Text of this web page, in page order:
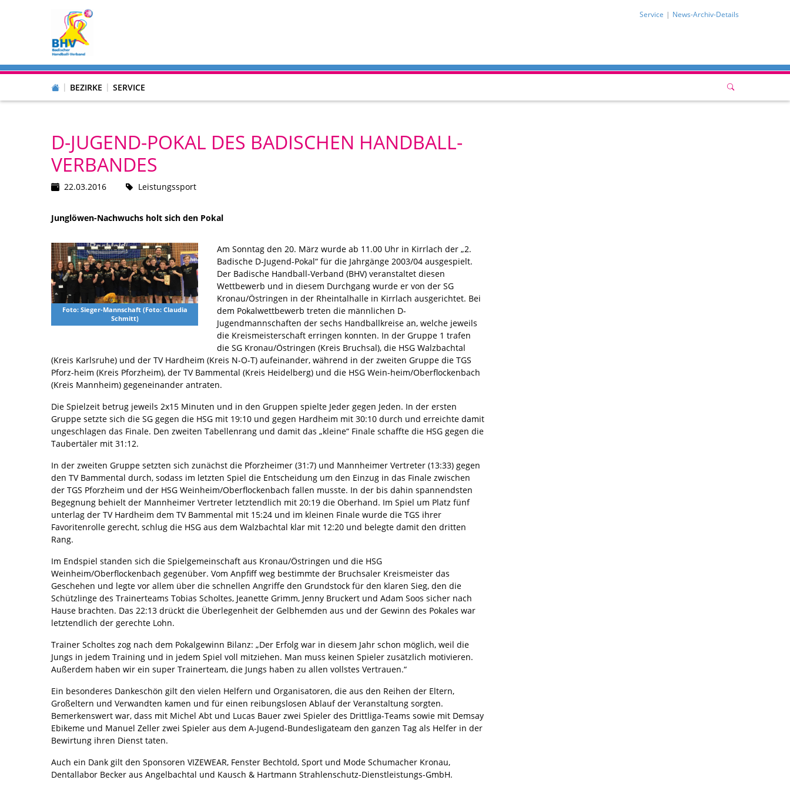
Service News-Archiv-Details
BEZIRKE SERVICE
D-JUGEND-POKAL DES BADISCHEN HANDBALL-
VERBANDES
22.03.2016 Leistungssport
Junglöwen-Nachwuchs holt sich den Pokal
Foto: Sieger-Mannschaft (Foto: Claudia
Schmitt)
Am Sonntag den 20. März wurde ab 11.00 Uhr in Kirrlach der „2.
Badische D-Jugend-Pokal“ für die Jahrgänge 2003/04 ausgespielt.
Der Badische Handball-Verband (BHV) veranstaltet diesen
Wettbewerb und in diesem Durchgang wurde er von der SG
Kronau/Östringen in der Rheintalhalle in Kirrlach ausgerichtet. Bei
dem Pokalwettbewerb treten die männlichen D-
Jugendmannschaften der sechs Handballkreise an, welche jeweils
die Kreismeisterschaft erringen konnten. In der Gruppe 1 trafen
die SG Kronau/Östringen (Kreis Bruchsal), die HSG Walzbachtal
(Kreis Karlsruhe) und der TV Hardheim (Kreis N-O-T) aufeinander, während in der zweiten Gruppe die TGS
Pforz-heim (Kreis Pforzheim), der TV Bammental (Kreis Heidelberg) und die HSG Wein-heim/Oberflockenbach
(Kreis Mannheim) gegeneinander antraten.
Die Spielzeit betrug jeweils 2x15 Minuten und in den Gruppen spielte Jeder gegen Jeden. In der ersten
Gruppe setzte sich die SG gegen die HSG mit 19:10 und gegen Hardheim mit 30:10 durch und erreichte damit
ungeschlagen das Finale. Den zweiten Tabellenrang und damit das „kleine“ Finale schaffte die HSG gegen die
Taubertäler mit 31:12.
In der zweiten Gruppe setzten sich zunächst die Pforzheimer (31:7) und Mannheimer Vertreter (13:33) gegen
den TV Bammental durch, sodass im letzten Spiel die Entscheidung um den Einzug in das Finale zwischen
der TGS Pforzheim und der HSG Weinheim/Oberflockenbach fallen musste. In der bis dahin spannendsten
Begegnung behielt der Mannheimer Vertreter letztendlich mit 20:19 die Oberhand. Im Spiel um Platz fünf
unterlag der TV Hardheim dem TV Bammental mit 15:24 und im kleinen Finale wurde die TGS ihrer
Favoritenrolle gerecht, schlug die HSG aus dem Walzbachtal klar mit 12:20 und belegte damit den dritten
Rang.
Im Endspiel standen sich die Spielgemeinschaft aus Kronau/Östringen und die HSG
Weinheim/Oberflockenbach gegenüber. Vom Anpfiff weg bestimmte der Bruchsaler Kreismeister das
Geschehen und legte vor allem über die schnellen Angriffe den Grundstock für den klaren Sieg, den die
Schützlinge des Trainerteams Tobias Scholtes, Jeanette Grimm, Jenny Bruckert und Adam Soos sicher nach
Hause brachten. Das 22:13 drückt die Überlegenheit der Gelbhemden aus und der Gewinn des Pokales war
letztendlich der gerechte Lohn.
Trainer Scholtes zog nach dem Pokalgewinn Bilanz: „Der Erfolg war in diesem Jahr schon möglich, weil die
Jungs in jedem Training und in jedem Spiel voll mitziehen. Man muss keinen Spieler zusätzlich motivieren.
Außerdem haben wir ein super Trainerteam, die Jungs haben zu allen vollstes Vertrauen.“
Ein besonderes Dankeschön gilt den vielen Helfern und Organisatoren, die aus den Reihen der Eltern,
Großeltern und Verwandten kamen und für einen reibungslosen Ablauf der Veranstaltung sorgten.
Bemerkenswert war, dass mit Michel Abt und Lucas Bauer zwei Spieler des Drittliga-Teams sowie mit Demsay
Ebikeme und Manuel Zeller zwei Spieler aus dem A-Jugend-Bundesligateam den ganzen Tag als Helfer in der
Bewirtung ihren Dienst taten.
Auch ein Dank gilt den Sponsoren VIZEWEAR, Fenster Bechtold, Sport und Mode Schumacher Kronau,
Dentallabor Becker aus Angelbachtal und Kausch & Hartmann Strahlenschutz-Dienstleistungs-GmbH.